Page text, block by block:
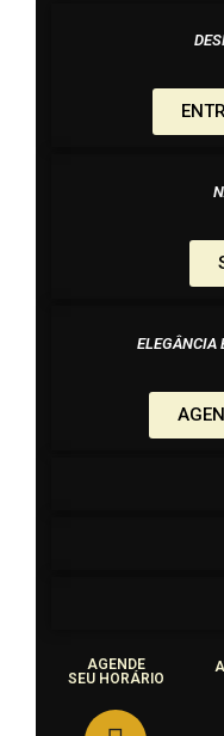
ELEGÂNCIA
AGENDE
SEU HORÁRIO